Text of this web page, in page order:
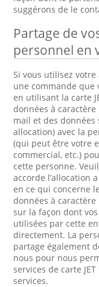
suggérons de le
Partage de
personnel en
Si vous utilisez
une commande que
en utilisant la carte
données à
mail et des
allocation) avec la
(qui peut être votre
commercial, etc.)
cette personne.
accorde l’allocation
en ce qui concerne
données à
sur la façon dont
utilisées par cette
directement. La
partage également
nous pour nous
services de carte
services.